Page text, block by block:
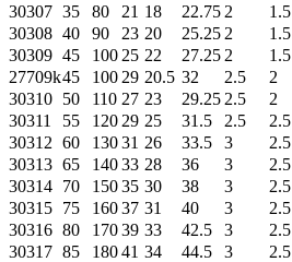
30307 35 80 21 18 22.75 2 1.5
30308 40 90 23 20 25.25 2 1.5
30309 45 100 25 22 27.25 2 1.5
27709k45 100 29 20.5 32 2.5 2
30310 50 110 27 23 29.25 2.5 2
30311
55 120 29 25 31.5 2.5 2.5
30312 60 13031 26 33.5 3 2.5
30313 65 14033 28 36 3 2.5
30314 70 15035 30 38 3 2.5
30315 75 16037 31 40 3 2.5
30316 80 17039 33 42.5 3 2.5
30317 85 18041 34 44.5 3 2.5